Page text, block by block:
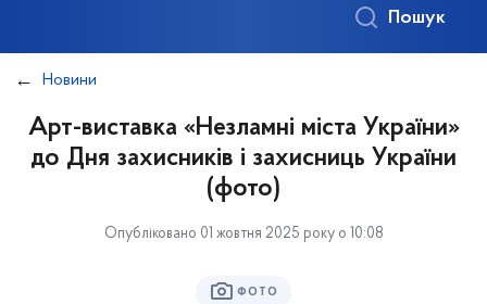
Пошук
Новини
Арт-виставка «Незламні міста України»
до Дня захисників і захисниць України
(фото)
Опубліковано 01 жовтня 2025 року о 10:08
ФОТО